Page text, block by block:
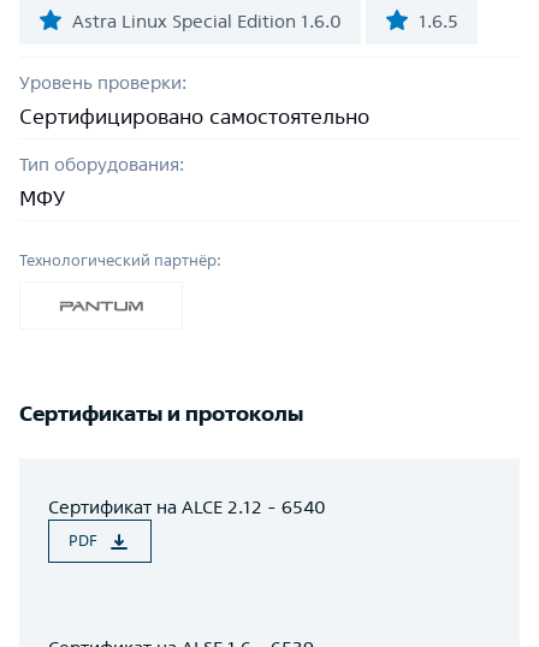
Astra Linux Special Edition 1.6.0 1.6.5
Уровень проверки:
Сертифицировано самостоятельно
Тип оборудования:
МФУ
Технологический партнёр:
Сертификаты и протоколы
Сертификат на ALCE 2.12 - 6540
PDF